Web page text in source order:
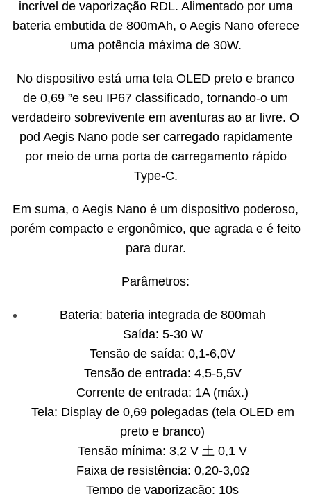
incrível de vaporização RDL. Alimentado por uma
bateria embutida de 800mAh, o Aegis Nano oferece
uma potência máxima de 30W.
No dispositivo está uma tela OLED preto e branco
de 0,69 ”e seu IP67 classificado, tornando-o um
verdadeiro sobrevivente em aventuras ao ar livre. O
pod Aegis Nano pode ser carregado rapidamente
por meio de uma porta de carregamento rápido
Type-C.
Em suma, o Aegis Nano é um dispositivo poderoso,
porém compacto e ergonômico, que agrada e é feito
para durar.
Parâmetros:
Bateria: bateria integrada de 800mah
Saída: 5-30 W
Tensão de saída: 0,1-6,0V
Tensão de entrada: 4,5-5,5V
Corrente de entrada: 1A (máx.)
Tela: Display de 0,69 polegadas (tela OLED em
preto e branco)
Tensão mínima: 3,2 V 土 0,1 V
Faixa de resistência: 0,20-3,0Ω
Tempo de vaporização: 10s